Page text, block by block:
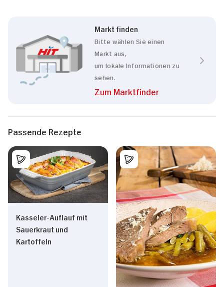
Markt finden
Bitte wählen Sie einen
Markt aus,
um lokale Informationen zu
sehen.
Zum Marktfinder
Passende Rezepte
Kasseler-Auflauf mit
Sauerkraut und
Kartoffeln